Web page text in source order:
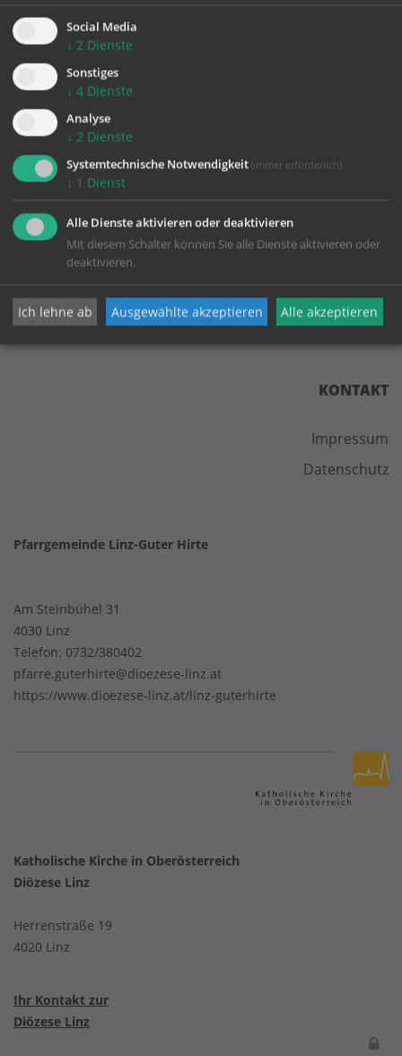
Bitte akzeptieren Sie
KONTAKT
Impressum
Datenschutz
Pfarrgemeinde Linz-Guter Hirte
Am Steinbühel 31
4030 Linz
Telefon: 0732/380402
pfarre.guterhirte@dioezese-linz.at
https://www.dioezese-linz.at/linz-guterhirte
Katholische Kirche in Oberösterreich
Diözese Linz
Herrenstraße 19
4020 Linz
Ihr Kontakt zur
Diözese Linz
Social Media
↓ 2 Dienste
Sonstiges
↓ 4 Dienste
Analyse
↓ 2 Dienste
Systemtechnische Notwendigkeit (immer erforderlich)
↓ 1 Dienst
Alle Dienste aktivieren oder deaktivieren
Mit diesem Schalter können Sie alle Dienste aktivieren oder
deaktivieren.
Ich lehne ab Ausgewählte akzeptieren Alle akzeptieren